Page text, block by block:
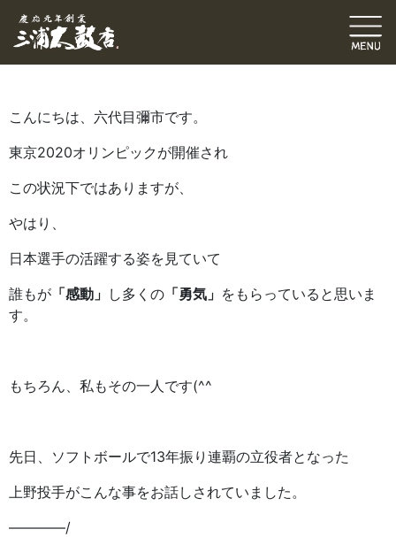
六代目ブログ
三浦和也（六代目彌市）
こんにちは、六代目彌市です。
東京2020オリンピックが開催され
この状況下ではありますが、
やはり、
日本選手の活躍する姿を見ていて
誰もが 「感動」 し多くの 「勇気」 をもらっていると思いま
す。
もちろん、私もその一人です(^^
先日、ソフトボールで13年振り連覇の立役者となった
上野投手がこんな事をお話しされていました。
————/